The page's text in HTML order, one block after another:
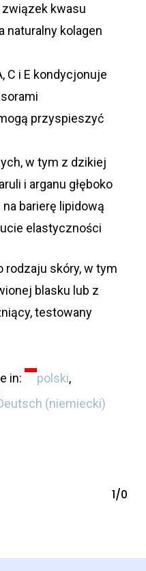
związek kwasu
naturalny kolagen
C i E kondycjonuje
przyspieszyć
w tym z dzikiej
i arganu głęboko
barierę lipidową
elastyczności
rodzaju skóry, w tym
blasku lub z
testowany
in:
polski
(niemiecki)
1/0